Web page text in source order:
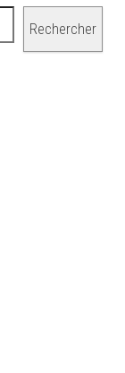
Rechercher